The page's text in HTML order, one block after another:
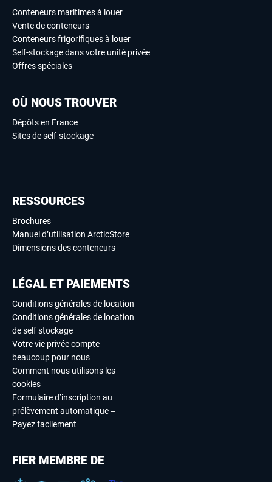
Conteneurs maritimes à louer
Vente de conteneurs
Conteneurs frigorifiques à louer
Self-stockage dans votre unité privée
Offres spéciales
OÙ NOUS TROUVER
Dépôts en France
Sites de self-stockage
RESSOURCES
Brochures
Manuel d’utilisation ArcticStore
Dimensions des conteneurs
LÉGAL ET PAIEMENTS
Conditions générales de location
Conditions générales de location
de self stockage
Votre vie privée compte
beaucoup pour nous
Comment nous utilisons les
cookies
Formulaire d’inscription au
prélèvement automatique –
Payez facilement
FIER MEMBRE DE